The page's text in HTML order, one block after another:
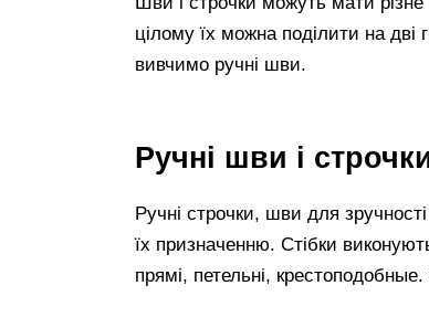
цілому їх можна поділити на
вивчимо ручні шви.
Ручні шви і
Ручні строчки, шви для
їх призначенню. Стібки
прямі, петельні,